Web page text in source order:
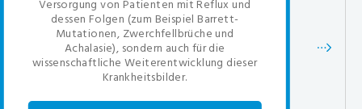
GASTROENTEROLOGIE &
HEPATOLOGIE
Dr. med. Stefan Tschopp
Leiter Gastroenterologie &
Hepatologie
Versorgung von Patienten mit Reflux und
dessen Folgen (zum Beispiel Barrett-
Mutationen, Zwerchfellbrüche und
Achalasie), sondern auch für die
wissenschaftliche Weiterentwicklung dieser
Krankheitsbilder.